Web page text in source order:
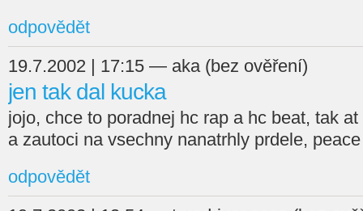
odpovědět
19.7.2002 | 17:15 — aka (bez ověření)
jen tak dal kucka
jojo, chce to poradnej hc rap a hc beat, tak
a zautoci na vsechny nanatrhly prdele,
odpovědět